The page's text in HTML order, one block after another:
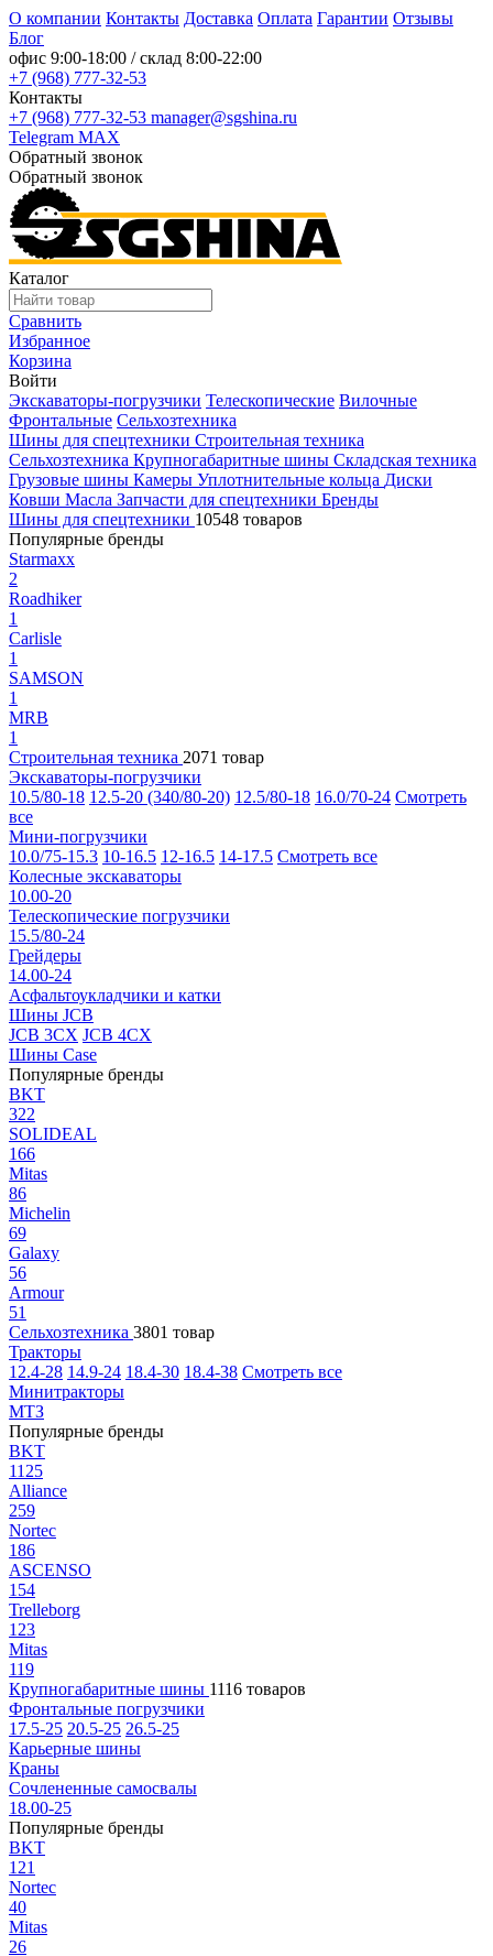
О компании Контакты Доставка Оплата Гарантии Отзывы
Блог
офис 9:00-18:00 / склад 8:00-22:00
+7 (968) 777-32-53
Контакты
+7 (968) 777-32-53 manager@sgshina.ru
Telegram MAX
Обратный звонок
Обратный звонок
Каталог
Сравнить
Избранное
Корзина
Войти
Экскаваторы-погрузчики Телескопические Вилочные
Фронтальные Сельхозтехника
Шины для спецтехники Строительная техника
Сельхозтехника Крупногабаритные шины Складская техника
Грузовые шины Камеры Уплотнительные кольца Диски
Ковши Масла Запчасти для спецтехники Бренды
Шины для спецтехники 10548 товаров
Популярные бренды
Starmaxx
2
Roadhiker
1
Carlisle
1
SAMSON
1
MRB
1
Строительная техника 2071 товар
Экскаваторы-погрузчики
10.5/80-18 12.5-20 (340/80-20) 12.5/80-18 16.0/70-24 Смотреть
все
Мини-погрузчики
10.0/75-15.3 10-16.5 12-16.5 14-17.5 Смотреть все
Колесные экскаваторы
10.00-20
Телескопические погрузчики
15.5/80-24
Грейдеры
14.00-24
Асфальтоукладчики и катки
Шины JCB
JCB 3CX JCB 4CX
Шины Case
Популярные бренды
BKT
322
SOLIDEAL
166
Mitas
86
Michelin
69
Galaxy
56
Armour
51
Сельхозтехника 3801 товар
Тракторы
12.4-28 14.9-24 18.4-30 18.4-38 Смотреть все
Минитракторы
МТЗ
Популярные бренды
BKT
1125
Alliance
259
Nortec
186
ASCENSO
154
Trelleborg
123
Mitas
119
Крупногабаритные шины 1116 товаров
Фронтальные погрузчики
17.5-25 20.5-25 26.5-25
Карьерные шины
Краны
Сочлененные самосвалы
18.00-25
Популярные бренды
BKT
121
Nortec
40
Mitas
26